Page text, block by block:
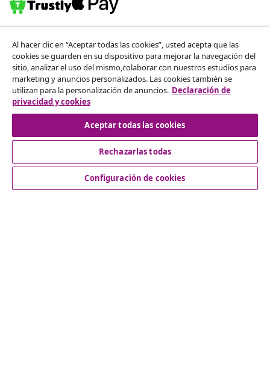
Suscríbete a nuestra newsletter
Únete a los más de 700 000 compradores que reciben
ofertas semanales, promociones estacionales y
novedades de vidaXL.
Nuestras redes sociales
Desistir del contrato
Solicita la cancelación de tu pedido.
Al hacer clic en “Aceptar todas las cookies”, usted acepta que las
cookies se guarden en su dispositivo para mejorar la navegación del
sitio, analizar el uso del mismo,colaborar con nuestros estudios para
marketing y anuncios personalizados. Las cookies también se
utilizan para la personalización de anuncios. Declaración de
privacidad y cookies
Aceptar todas las cookies
Rechazarlas todas
Configuración de cookies